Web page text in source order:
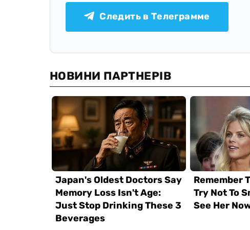
Следить в Телеграмме